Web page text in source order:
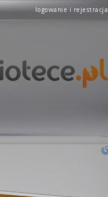
logowanie i rejestracja